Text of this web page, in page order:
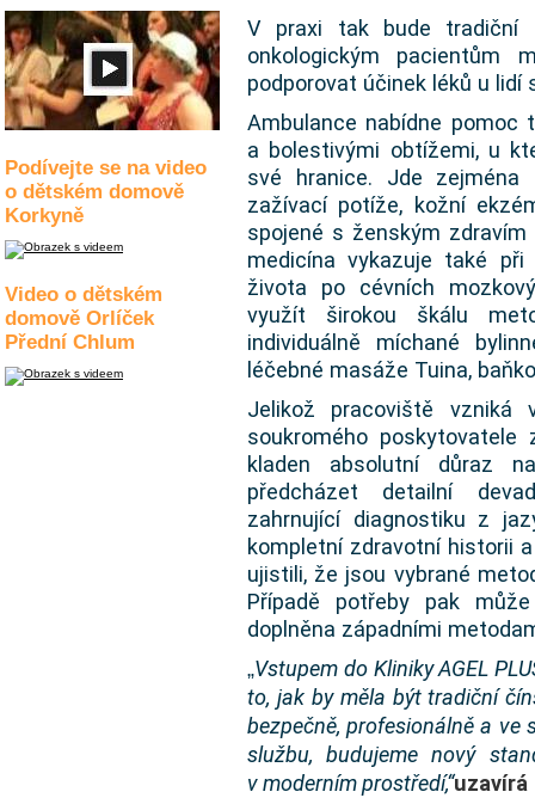
Podívejte se na video
o dětském domově
Korkyně
Video o dětském
domově Orlíček
Přední Chlum
V praxi tak bude tradiční
onkologickým pacientům
podporovat účinek léků u lidí
Ambulance nabídne pomoc
a bolestivými obtížemi, u
své hranice. Jde
zažívací potíže, kožní
spojené s ženským
medicína vykazuje také
života po cévních
využít širokou škálu
individuálně míchané
léčebné masáže Tuina,
Jelikož pracoviště vzniká
soukromého
kladen absolutní důraz
předcházet detailní
zahrnující diagnostiku z
kompletní zdravotní historii
ujistili, že jsou vybrané
Případě potřeby pak
doplněna západními
„Vstupem do Kliniky AGEL
to, jak by měla být tradiční
bezpečně, profesionálně a ve
službu, budujeme nový
v moderním prostředí,“uzavírá